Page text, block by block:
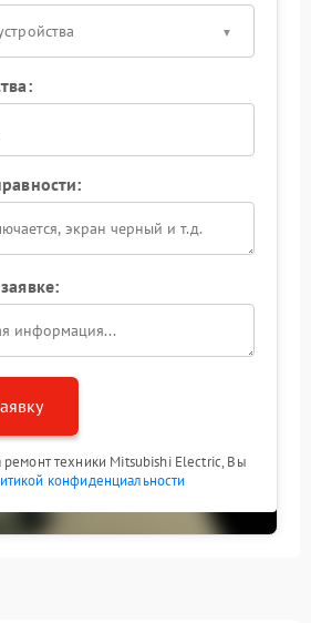
ремонт техники Mitsubishi Electric, Вы
конфиденциальности